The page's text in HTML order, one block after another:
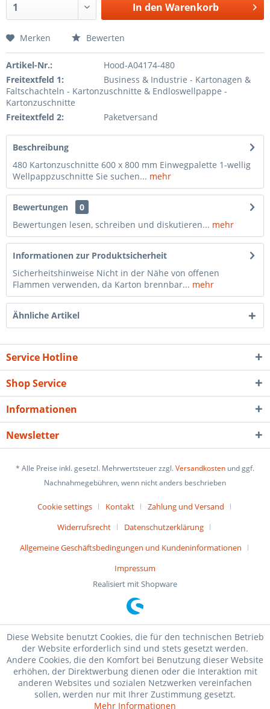
In den Warenkorb
Merken Bewerten
Artikel-Nr.:
Hood-A04174-480
Freitextfeld 1:
Business & Industrie - Kartonagen &
Faltschachteln - Kartonzuschnitte & Endloswellpappe -
Kartonzuschnitte
Freitextfeld 2:
Paketversand
Beschreibung
480 Kartonzuschnitte 600 x 800 mm Einwegpalette 1-wellig
Wellpappzuschnitte Sie suchen... mehr
Bewertungen
0
Bewertungen lesen, schreiben und diskutieren... mehr
Informationen zur Produktsicherheit
Sicherheitshinweise Nicht in der Nähe von offenen
Flammen verwenden, da Karton brennbar... mehr
Ähnliche Artikel
Service Hotline
Shop Service
Informationen
Newsletter
* Alle Preise inkl. gesetzl. Mehrwertsteuer zzgl.Versandkosten und ggf.
Nachnahmegebühren, wenn nicht anders beschrieben
Cookie settings Kontakt
Zahlung und Versand
Widerrufsrecht
Datenschutzerklärung
Allgemeine Geschäftsbedingungen und Kundeninformationen
Impressum
Realisiert mit Shopware
Diese Website benutzt Cookies, die für den technischen Betrieb
der Website erforderlich sind und stets gesetzt werden.
Andere Cookies, die den Komfort bei Benutzung dieser Website
erhöhen, der Direktwerbung dienen oder die Interaktion mit
anderen Websites und sozialen Netzwerken vereinfachen
sollen, werden nur mit Ihrer Zustimmung gesetzt.
Mehr Informationen